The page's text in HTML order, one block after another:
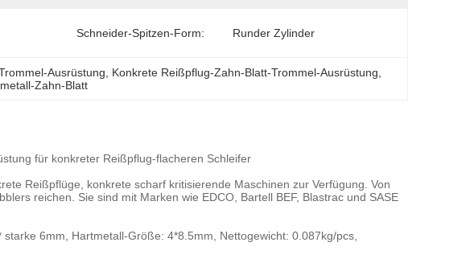
Schneider-Spitzen-Form: Runder Zylinder
Ausrüstung Konkrete Reißpflug-Zahn-Blatt-Trommel-Ausrüstung
Zahn-Blatt
für konkreter Reißpflug-flacheren Schleifer
Reißpflüge, konkrete scharf kritisierende Maschinen zur Verfügung. Von
reichen. Sie sind mit Marken wie EDCO, Bartell BEF, Blastrac und SASE
6mm, Hartmetall-Größe: 4*8.5mm, Nettogewicht: 0.087kg/pcs,